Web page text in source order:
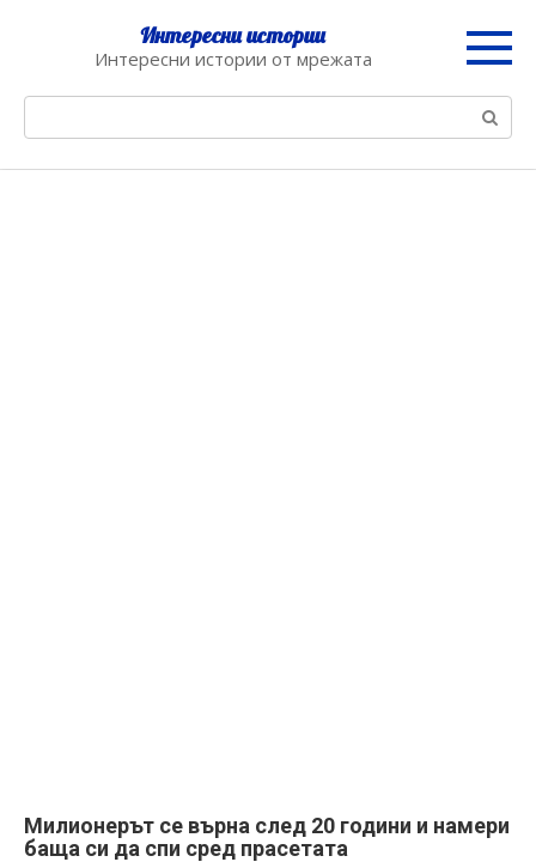
Интересни истории
Интересни истории от мрежата
Милионерът се върна след 20 години и намери
баща си да спи сред прасетата